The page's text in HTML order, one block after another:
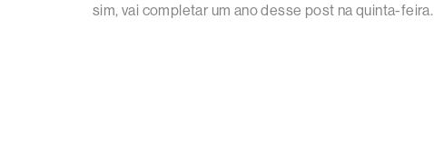
sim, vai completar um ano desse post na quinta-feira.